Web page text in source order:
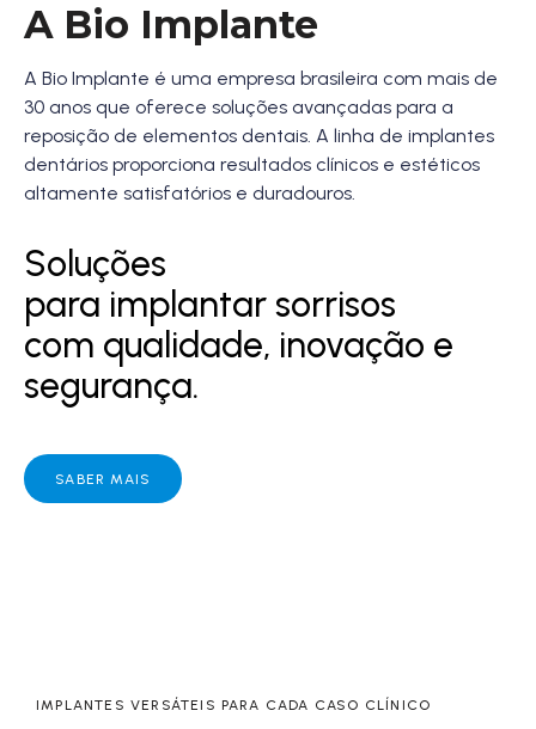
A Bio Implante
A Bio Implante é uma empresa brasileira com mais de
30 anos que oferece soluções avançadas para a
reposição de elementos dentais. A linha de implantes
dentários proporciona resultados clínicos e estéticos
altamente satisfatórios e duradouros.
Soluções
para implantar sorrisos
com qualidade, inovação e
segurança.
SABER MAIS
IMPLANTES VERSÁTEIS PARA CADA CASO CLÍNICO